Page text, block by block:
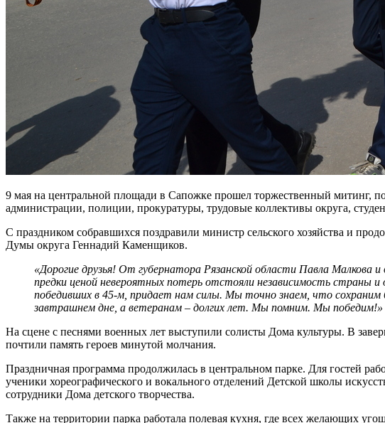
9 мая на центральной площади в Сапожке прошел торжественный митинг,
администрации, полиции, прокуратуры, трудовые коллективы округа,
С праздником собравшихся поздравили министр сельского хозяйства и
Думы округа Геннадий Каменщиков.
«Дорогие друзья! От губернатора Рязанской области Павла
предки ценой невероятных потерь отстояли независимость страны
победивших в 45-м, придает нам силы. Мы точно знаем, что сохраним
завтрашнем дне, а ветеранам – долгих лет. Мы помним. Мы победим!»
На сцене с песнями военных лет выступили солисты Дома культуры. В
почтили память героев минутой молчания.
Праздничная программа продолжилась в центральном парке. Для гостей
ученики хореографического и вокального отделений Детской школы
сотрудники Дома детского творчества.
Также на территории парка работала полевая кухня, где всех желающих